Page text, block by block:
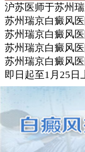
沪苏医师于苏州
苏州瑞京白癜风
苏州瑞京白癜风
苏州瑞京白癜风
苏州瑞京白癜风